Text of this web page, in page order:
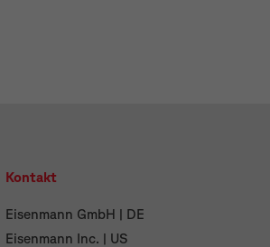
Kontakt
Eisenmann GmbH | DE
Eisenmann Inc. | US